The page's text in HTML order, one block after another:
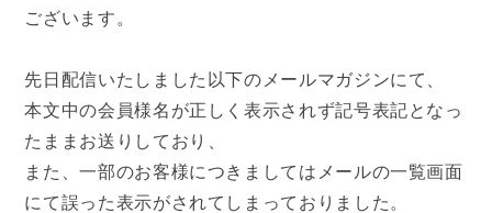
ございます。
先日配信いたしました以下のメールマガジンにて、
本文中の会員様名が正しく表示されず記号表記となっ
たままお送りしており、
また、一部のお客様につきましてはメールの一覧画面
にて誤った表示がされてしまっておりました。